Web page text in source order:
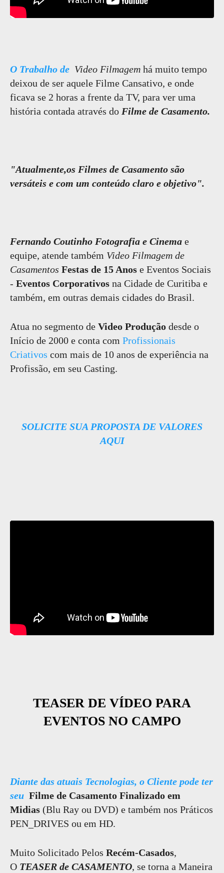
O Trabalho de Video Filmagem há muito tempo
deixou de ser aquele Filme Cansativo, e onde
ficava se 2 horas a frente da TV, para ver uma
história contada através do Filme de Casamento.
"Atualmente,os Filmes de Casamento são
versáteis e com um conteúdo claro e objetivo".
Fernando Coutinho Fotografia e Cinema e
equipe, atende também Video Filmagem de
Casamentos Festas de 15 Anos e Eventos Sociais
- Eventos Corporativos na Cidade de Curitiba e
também, em outras demais cidades do Brasil.
Atua no segmento de Video Produção desde o
Início de 2000 e conta com Profissionais
Criativos com mais de 10 anos de experiência na
Profissão, em seu Casting.
SOLICITE SUA PROPOSTA DE VALORES
AQUI
TEASER DE VÍDEO PARA
EVENTOS NO CAMPO
Diante das atuais Tecnologias, o Cliente pode ter
seu Filme de Casamento Finalizado em
Midias (Blu Ray ou DVD) e também nos Práticos
PEN_DRIVES ou em HD.
Muito Solicitado Pelos Recém-Casados,
O TEASER de CASAMENTO, se torna a Maneira